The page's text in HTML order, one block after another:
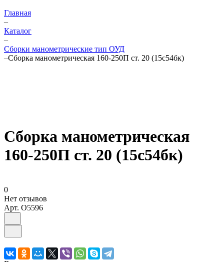
Главная
–
Каталог
–
Сборки манометрические тип ОУД
–Сборка манометрическая 160-250П ст. 20 (15с54бк)
Сборка манометрическая
160-250П ст. 20 (15с54бк)
0
Нет отзывов
Арт. O5596